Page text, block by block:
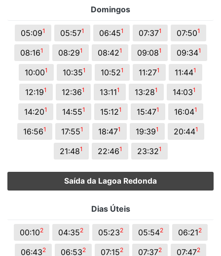
Domingos
05:091 05:571 06:451 07:371 07:501
08:161 08:291 08:421 09:081 09:341
10:001 10:351 10:521 11:271 11:441
12:191 12:361 13:111 13:281 14:031
14:201 14:551 15:121 15:471 16:041
16:561 17:551 18:471 19:391 20:441
21:481 22:461 23:321
Saída da Lagoa Redonda
Dias Úteis
00:102 04:352 05:232 05:542 06:212
06:432 06:532 07:152 07:372 07:472